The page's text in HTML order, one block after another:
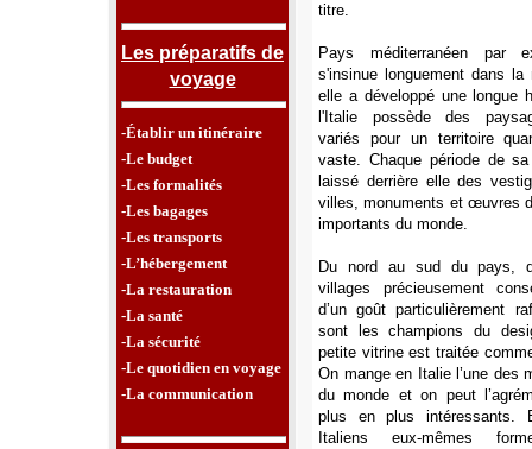
Les préparatifs de
voyage
-Établir un itinéraire
-Le budget
-Les formalités
-Les bagages
-Les transports
-L’hébergement
-La restauration
-La santé
-La sécurité
-Le quotidien en voyage
-La communication
titre.
Pays méditerranéen par
s'insinue longuement dans la
elle a développé une longue
l'Italie possède des
variés pour un territoire
vaste. Chaque période de
laissé derrière elle des
villes, monuments et œuvres
importants du monde.
Du nord au sud du pays,
villages précieusement
d’un goût particulièrement
sont les champions du
petite vitrine est traitée
On mange en Italie l’une des
du monde et on peut
plus en plus intéressants.
Italiens eux-mêmes